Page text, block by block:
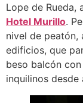
Lope de Rueda,
Hotel Murillo.
nivel de peatón,
edificios, que
beso balcón
inquilinos desde